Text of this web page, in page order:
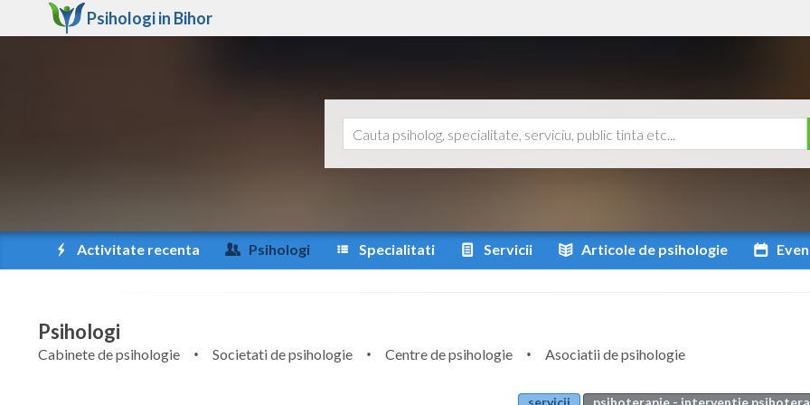
Psihologi in Bihor
Activitate recenta Psihologi Specialitati Servicii Articole de psihologie
Psihologi
Cabinete de psihologie Societati de psihologie Centre de psihologie
Asociatii de psihologie
servicii psihoterapie - interventie